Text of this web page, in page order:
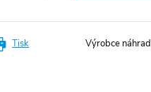
Tisk Výrobce